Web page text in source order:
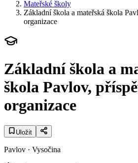
Mateřské školy
Základní škola a mateřská škola
organizace
Základní škola a
škola Pavlov,
organizace
Uložit
Pavlov · Vysočina